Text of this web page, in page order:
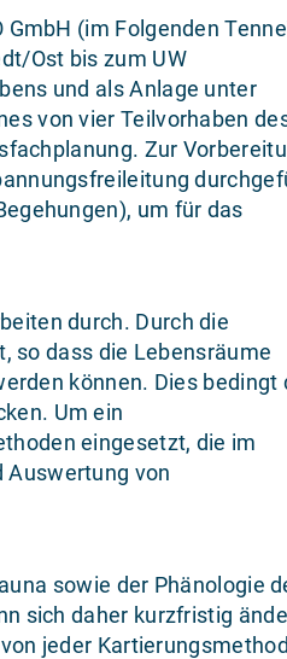
(im Folgenden
Ost bis zum UW
und als Anlage unter
von vier Teilvorhaben
Zur
um für das
durch. Durch die
so dass die Lebensräume
können. Dies bedingt
Um ein
eingesetzt, die im
Auswertung von
sowie der Phänologie
sich daher kurzfristig
jeder